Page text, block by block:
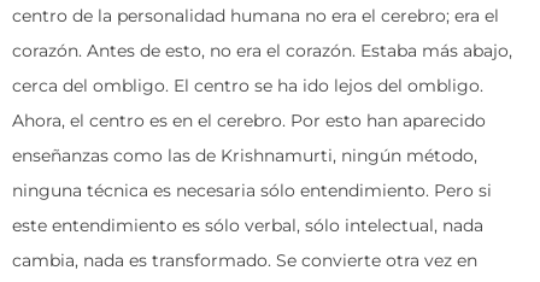
centro de la personalidad humana no era el cerebro; era el
corazón. Antes de esto, no era el corazón. Estaba más abajo,
cerca del ombligo. El centro se ha ido lejos del ombligo.
Ahora, el centro es en el cerebro. Por esto han aparecido
enseñanzas como las de Krishnamurti, ningún método,
ninguna técnica es necesaria sólo entendimiento. Pero si
este entendimiento es sólo verbal, sólo intelectual, nada
cambia, nada es transformado. Se convierte otra vez en